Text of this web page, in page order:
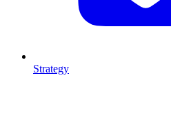
Strategy